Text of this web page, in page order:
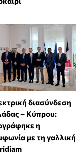
διασύνδεση
– Κύπρου:
η
με τη γαλλική